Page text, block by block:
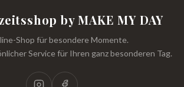
by MAKE MY DAY
Shop für besondere Momente.
Service für Ihren ganz besonderen Tag.